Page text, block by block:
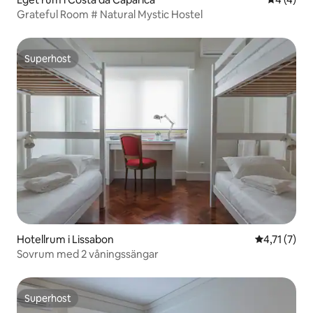
Grateful Room # Natural Mystic Hostel
Superhost
Superhost
Hotellrum i Lissabon 4,71 av 5 i
4,71 (7)
Sovrum med 2 våningssängar
Superhost
Superhost